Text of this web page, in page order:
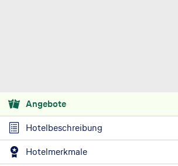
Angebote
Hotelbeschreibung
Hotelmerkmale